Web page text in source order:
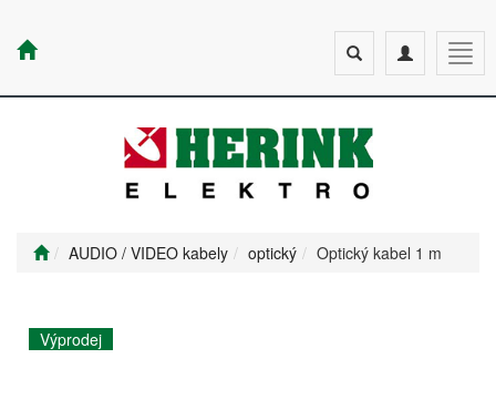
Toggle
navigation
Toggle
search
AUDIO / VIDEO kabely optický Optický kabel 1 m
Výprodej